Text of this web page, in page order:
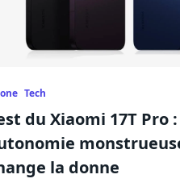
Tech
du Xiaomi 17T Pro
la donne